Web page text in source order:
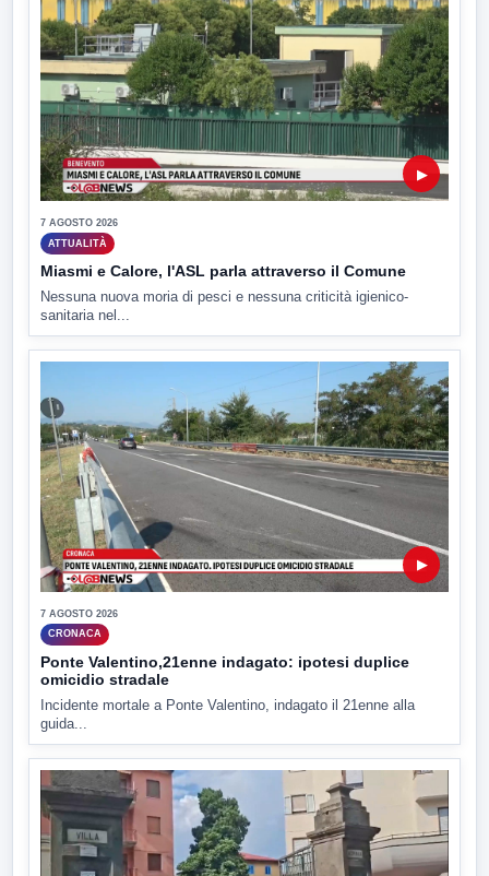
▶
7 AGOSTO 2026
ATTUALITÀ
Miasmi e Calore, l'ASL parla attraverso il Comune
Nessuna nuova moria di pesci e nessuna criticità igienico-
sanitaria nel...
▶
7 AGOSTO 2026
CRONACA
Ponte Valentino,21enne indagato: ipotesi duplice
omicidio stradale
Incidente mortale a Ponte Valentino, indagato il 21enne alla
guida...